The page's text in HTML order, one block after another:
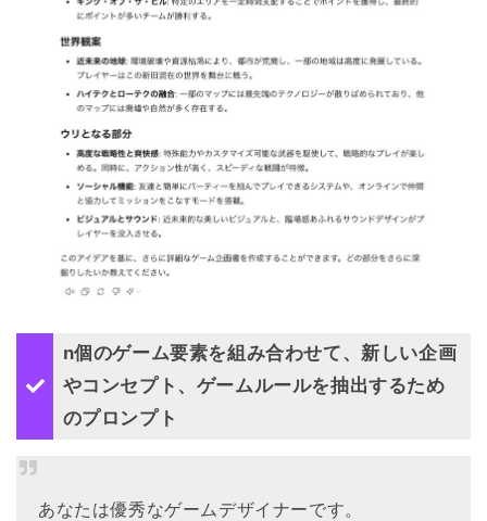
n個のゲーム要素を組み合わせて、新しい企画
やコンセプト、ゲームルールを抽出するため
のプロンプト
あなたは優秀なゲームデザイナーです。